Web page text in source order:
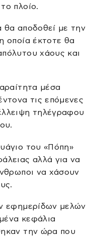
πλοίο.
θα αποδοθεί με την
οποία έκτοτε θα
χάους και
μέσα
τις επόμενες
τηλέγραφου
του «Πόπη»
αλλά για να
να χάσουν
εφημερίδων μελών
κεφάλια
την ώρα που